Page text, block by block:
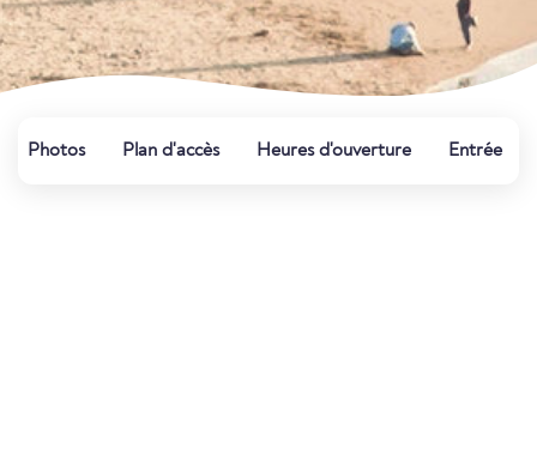
Photos Plan d'accès Heures d'ouverture Entrée